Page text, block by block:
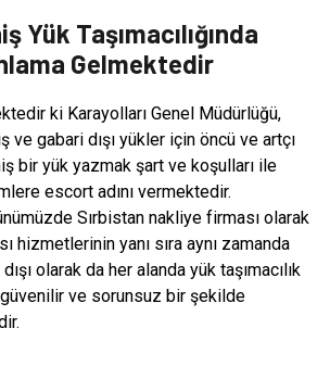
Yük Taşımacılığında
Gelmektedir
ki Karayolları Genel Müdürlüğü,
ve gabari dışı yükler için öncü ve artçı
bir yük yazmak şart ve koşulları ile
escort adını vermektedir.
Sırbistan nakliye firması olarak
hizmetlerinin yanı sıra aynı zamanda
olarak da her alanda yük taşımacılık
ve sorunsuz bir şekilde